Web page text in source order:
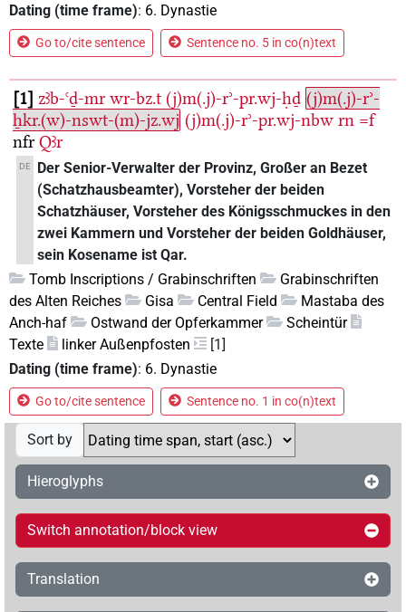
Dating (time frame): 6. Dynastie
Go to/cite sentence Sentence no. 5 in co(n)text
1 zꜣb-ꜥḏ-mr wr-bz.t (j)m(.j)-rʾ-pr.wj-ḥḏ (j)m(.j)-rʾ-
ẖkr.(w)-nswt-(m)-jz.wj (j)m(.j)-rʾ-pr.wj-nbw rn =f
nfr Qꜣr
DE
Der Senior-Verwalter der Provinz, Großer an Bezet
(Schatzhausbeamter), Vorsteher der beiden
Schatzhäuser, Vorsteher des Königsschmuckes in den
zwei Kammern und Vorsteher der beiden Goldhäuser,
sein Kosename ist Qar.
Tomb Inscriptions / Grabinschriften
Grabinschriften
des Alten Reiches
Gisa Central Field
Mastaba des
Anch-haf
Ostwand der Opferkammer
Scheintür
Texte
linker Außenpfosten
[1]
Dating (time frame): 6. Dynastie
Go to/cite sentence Sentence no. 1 in co(n)text
Sort by
Hieroglyphs
Switch annotation/block view
Translation